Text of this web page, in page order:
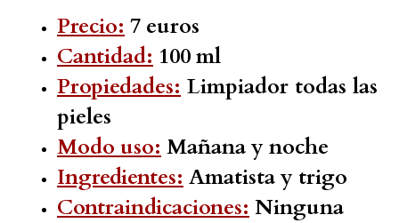
Precio: 7 euros
Cantidad: 100 ml
Propiedades: Limpiador todas las
pieles
Modo uso: Mañana y noche
Ingredientes: Amatista y trigo
Contraindicaciones: Ninguna